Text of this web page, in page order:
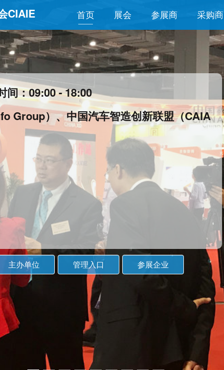
CIAIE 首页 展会 参展商 采购商
间：09:00 - 18:00
Group）、中国汽车智造创新联盟（CAIA）
主办单位 管理入口 参展企业